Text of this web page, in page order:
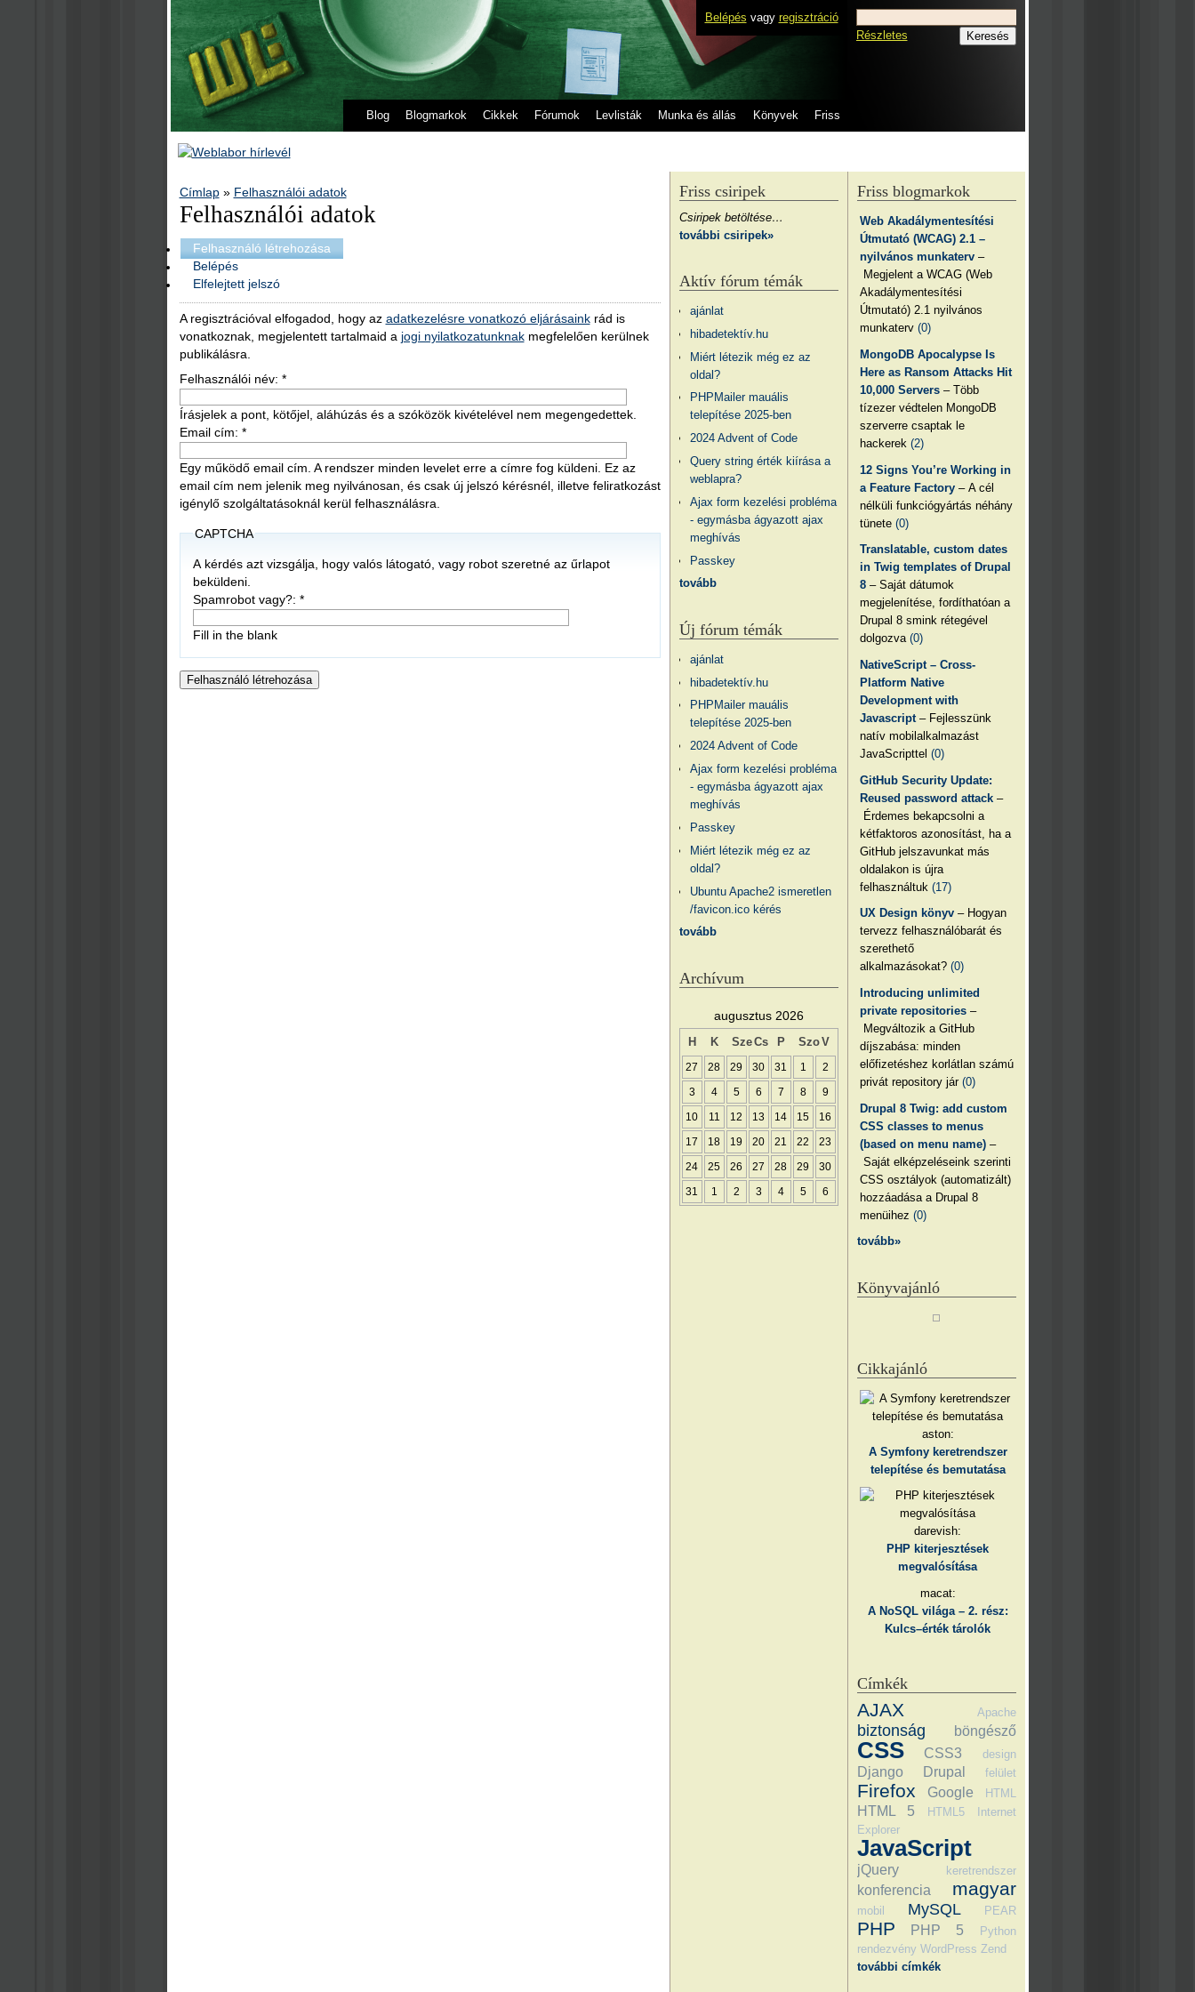
Belépés vagy regisztráció
Blog Blogmarkok Cikkek Fórumok Levlisták Munka és állás Könyvek Friss
Részletes
Címlap» Felhasználói adatok
Felhasználói adatok
Felhasználó létrehozása
Belépés
Elfelejtett jelszó
A regisztrációval elfogadod, hogy az adatkezelésre vonatkozó eljárásainkrád is
vonatkoznak, megjelentett tartalmaid a jogi nyilatkozatunknakmegfelelően kerülnek
publikálásra.
Felhasználói név: *
Írásjelek a pont, kötőjel, aláhúzás és a szóközök kivételével nem megengedettek.
Email cím: *
Egy működő email cím. A rendszer minden levelet erre a címre fog küldeni. Ez az
email cím nem jelenik meg nyilvánosan, és csak új jelszó kérésnél, illetve feliratkozást
igénylő szolgáltatásoknál kerül felhasználásra.
CAPTCHA
A kérdés azt vizsgálja, hogy valós látogató, vagy robot szeretné az űrlapot
beküldeni.
Spamrobot vagy?: *
Fill in the blank
Friss blogmarkok
Web Akadálymentesítési
Útmutató (WCAG) 2.1 –
nyilvános munkaterv –
Megjelent a WCAG (Web
Akadálymentesítési
Útmutató) 2.1 nyilvános
munkaterv(0)
MongoDB Apocalypse Is
Here as Ransom Attacks Hit
10,000 Servers – Több
tízezer védtelen MongoDB
szerverre csaptak le
hackerek(2)
12 Signs You’re Working in
a Feature Factory – A cél
nélküli funkciógyártás néhány
tünete(0)
Translatable, custom dates
in Twig templates of Drupal
8 – Saját dátumok
megjelenítése, fordíthatóan a
Drupal 8 smink rétegével
dolgozva(0)
NativeScript – Cross-
Platform Native
Development with
Javascript – Fejlesszünk
natív mobilalkalmazást
JavaScripttel(0)
GitHub Security Update:
Reused password attack –
Érdemes bekapcsolni a
kétfaktoros azonosítást, ha a
GitHub jelszavunkat más
oldalakon is újra
felhasználtuk(17)
UX Design könyv – Hogyan
tervezz felhasználóbarát és
szerethető
alkalmazásokat?(0)
Introducing unlimited
private repositories –
Megváltozik a GitHub
díjszabása: minden
előfizetéshez korlátlan számú
privát repository jár(0)
Drupal 8 Twig: add custom
CSS classes to menus
(based on menu name) –
Saját elképzeléseink szerinti
CSS osztályok (automatizált)
hozzáadása a Drupal 8
menüihez(0)
tovább»
Könyvajánló
Cikkajánló
aston:
A Symfony keretrendszer
telepítése és bemutatása
darevish:
PHP kiterjesztések
megvalósítása
macat:
A NoSQL világa – 2. rész:
Kulcs–érték tárolók
Címkék
AJAX Apache
biztonság böngésző
CSS CSS3 design
Django Drupal felület
Firefox Google HTML
HTML 5 HTML5
Internet
Explorer
JavaScript
jQuery keretrendszer
konferencia magyar
mobil MySQL PEAR
PHP PHP 5
Python
rendezvény WordPress Zend
további címkék
Friss csiripek
Csiripek betöltése…
további csiripek»
Aktív fórum témák
ajánlat
hibadetektív.hu
Miért létezik még ez az
oldal?
PHPMailer mauális
telepítése 2025-ben
2024 Advent of Code
Query string érték kiírása a
weblapra?
Ajax form kezelési probléma
- egymásba ágyazott ajax
meghívás
Passkey
tovább
Új fórum témák
ajánlat
hibadetektív.hu
PHPMailer mauális
telepítése 2025-ben
2024 Advent of Code
Ajax form kezelési probléma
- egymásba ágyazott ajax
meghívás
Passkey
Miért létezik még ez az
oldal?
Ubuntu Apache2 ismeretlen
/favicon.ico kérés
tovább
Archívum
augusztus 2026
H K SzeCs P SzoV
27 28 29 30 31 1 2
3 4 5 6 7 8 9
10 11 12 13 14 15 16
17 18 19 20 21 22 23
24 25 26 27 28 29 30
31 1 2 3 4 5 6